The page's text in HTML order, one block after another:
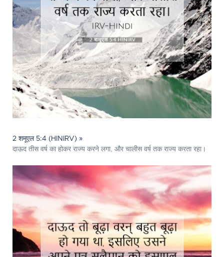
2 शमूएल 5:4 (HINIRV) »
दाऊद तीस वर्ष का होकर राज्य करने लगा, और चालीस वर्ष तक राज्य करता रहा।